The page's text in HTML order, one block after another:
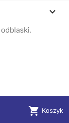
keyboard_arrow_down
shopping_cart Koszyk